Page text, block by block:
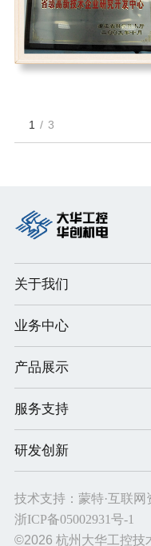
1 / 3
关于我们
业务中心
产品展示
服务支持
研发创新
技术支持： 蒙特·互联网
网站建设由
网站设计由
浙ICP备05002931号-1
©2026 杭州大华工控技